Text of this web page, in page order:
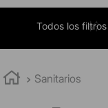
FILTRAR
Sanitarios